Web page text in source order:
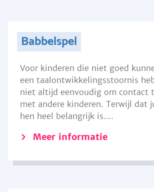
Babbelspel
Voor kinderen die niet goed
een taalontwikkelingsstoornis
niet altijd eenvoudig om contact
met andere kinderen. Terwijl dat
hen heel belangrijk is....
Meer informatie